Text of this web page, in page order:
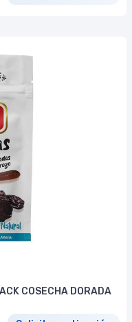
COSECHA DORADA